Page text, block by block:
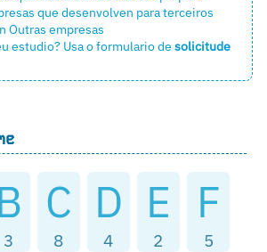
que desenvolven para terceiros
Outras empresas
estudio? Usa o formulario de solicitude
3
C
8
D
4
E
2
F
5